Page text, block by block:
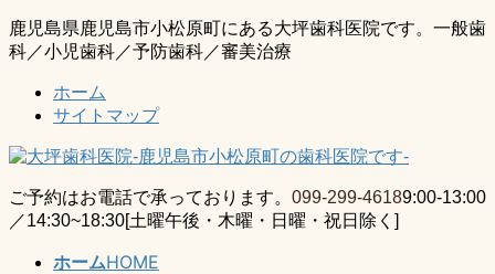
コ
ン
に
移
動
ナ
ビ
ョ
ン
に
移
動
鹿児島県鹿児島市小松原町にある大坪歯科医院です。一般歯
科／小児歯科／予防歯科／審美治療
ホーム
サイトマップ
ご予約はお電話で承っております。 099-299-46189:00-13:00
／14:30~18:30[土曜午後・木曜・日曜・祝日除く]
ホームHOME